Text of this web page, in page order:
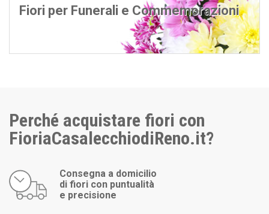
Fiori per Funerali e Commemorazioni
Perché acquistare fiori con
FioriaCasalecchiodiReno.it?
Consegna a domicilio
di fiori con puntualità
e precisione